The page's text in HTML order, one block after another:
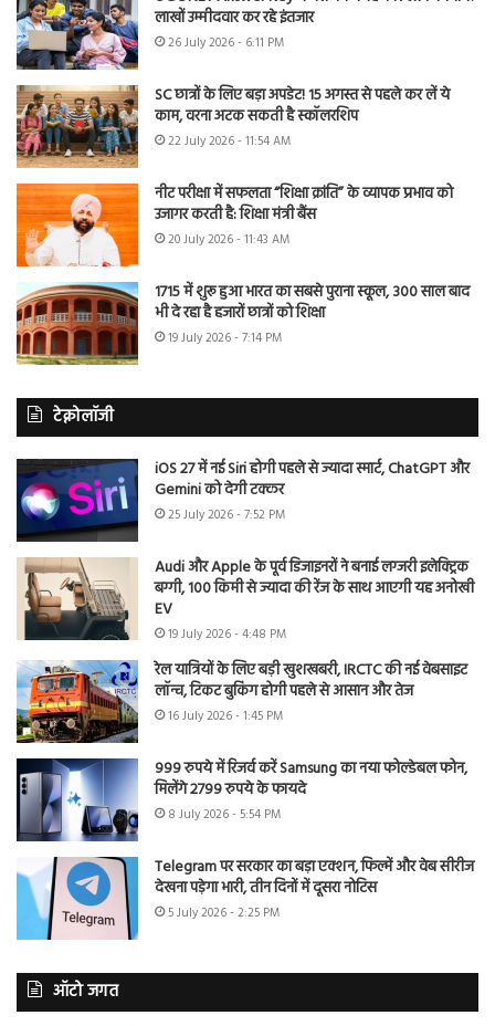
लाखों उम्मीदवार कर रहे इंतजार
26 July 2026 - 6:11 PM
SC छात्रों के लिए बड़ा अपडेट! 15 अगस्त से पहले कर लें ये
काम, वरना अटक सकती है स्कॉलरशिप
22 July 2026 - 11:54 AM
नीट परीक्षा में सफलता “शिक्षा क्रांति” के व्यापक प्रभाव को
उजागर करती है: शिक्षा मंत्री बैंस
20 July 2026 - 11:43 AM
1715 में शुरू हुआ भारत का सबसे पुराना स्कूल, 300 साल बाद
भी दे रहा है हजारों छात्रों को शिक्षा
19 July 2026 - 7:14 PM
टेक्नोलॉजी
iOS 27 में नई Siri होगी पहले से ज्यादा स्मार्ट, ChatGPT और
Gemini को देगी टक्कर
25 July 2026 - 7:52 PM
Audi और Apple के पूर्व डिजाइनरों ने बनाई लग्जरी इलेक्ट्रिक
बग्गी, 100 किमी से ज्यादा की रेंज के साथ आएगी यह अनोखी
EV
19 July 2026 - 4:48 PM
रेल यात्रियों के लिए बड़ी खुशखबरी, IRCTC की नई वेबसाइट
लॉन्च, टिकट बुकिंग होगी पहले से आसान और तेज
16 July 2026 - 1:45 PM
999 रुपये में रिजर्व करें Samsung का नया फोल्डेबल फोन,
मिलेंगे 2799 रुपये के फायदे
8 July 2026 - 5:54 PM
Telegram पर सरकार का बड़ा एक्शन, फिल्में और वेब सीरीज
देखना पड़ेगा भारी, तीन दिनों में दूसरा नोटिस
5 July 2026 - 2:25 PM
ऑटो जगत